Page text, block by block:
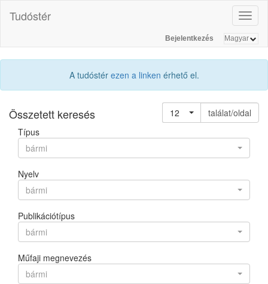
Tudóstér
Bejelentkezés
A tudóstér ezen a linken érhető el.
Összetett keresés 12
találat/oldal
Típus
bármi
Nyelv
bármi
Publikációtípus
bármi
Műfaji megnevezés
bármi